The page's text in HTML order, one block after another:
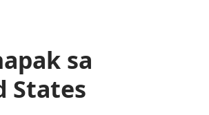
sa
States